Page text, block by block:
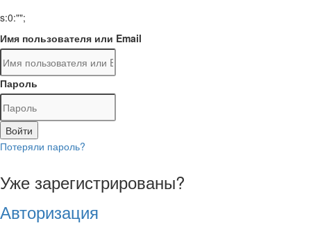
s:0:"";
Имя пользователя или Email
Пароль
Войти
Потеряли пароль?
Уже зарегистрированы?
Авторизация